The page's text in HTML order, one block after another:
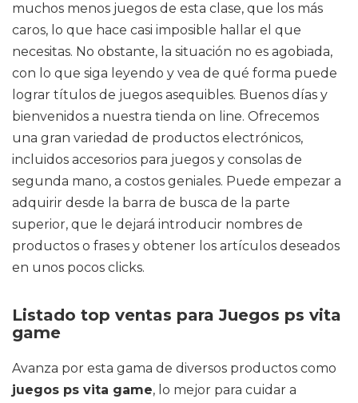
muchos menos juegos de esta clase, que los más
caros, lo que hace casi imposible hallar el que
necesitas. No obstante, la situación no es agobiada,
con lo que siga leyendo y vea de qué forma puede
lograr títulos de juegos asequibles. Buenos días y
bienvenidos a nuestra tienda on line. Ofrecemos
una gran variedad de productos electrónicos,
incluidos accesorios para juegos y consolas de
segunda mano, a costos geniales. Puede empezar a
adquirir desde la barra de busca de la parte
superior, que le dejará introducir nombres de
productos o frases y obtener los artículos deseados
en unos pocos clicks.
Listado top ventas para Juegos ps vita
game
Avanza por esta gama de diversos productos como
juegos ps vita game, lo mejor para cuidar a